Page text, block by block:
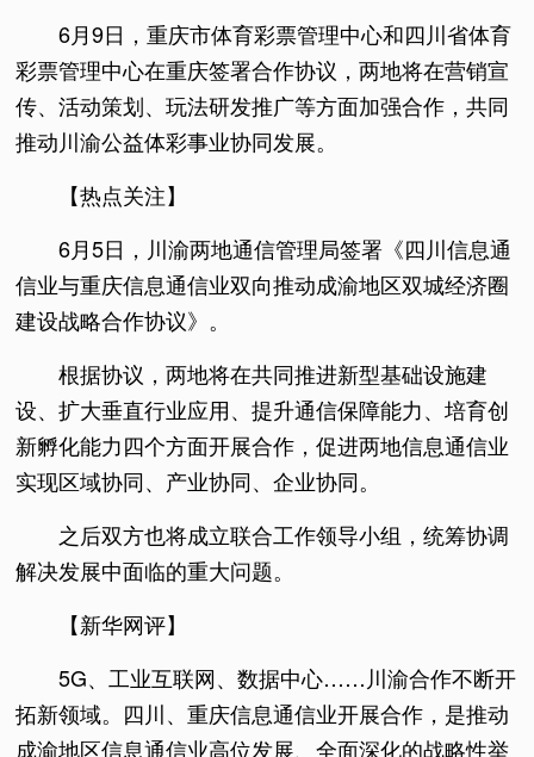
6月9日，重庆市体育彩票管理中心和四川省体育
彩票管理中心在重庆签署合作协议，两地将在营销宣
传、活动策划、玩法研发推广等方面加强合作，共同
推动川渝公益体彩事业协同发展。
【热点关注】
6月5日，川渝两地通信管理局签署《四川信息通
信业与重庆信息通信业双向推动成渝地区双城经济圈
建设战略合作协议》。
根据协议，两地将在共同推进新型基础设施建
设、扩大垂直行业应用、提升通信保障能力、培育创
新孵化能力四个方面开展合作，促进两地信息通信业
实现区域协同、产业协同、企业协同。
之后双方也将成立联合工作领导小组，统筹协调
解决发展中面临的重大问题。
【新华网评】
5G、工业互联网、数据中心……川渝合作不断开
拓新领域。四川、重庆信息通信业开展合作，是推动
成渝地区信息通信业高位发展、全面深化的战略性举